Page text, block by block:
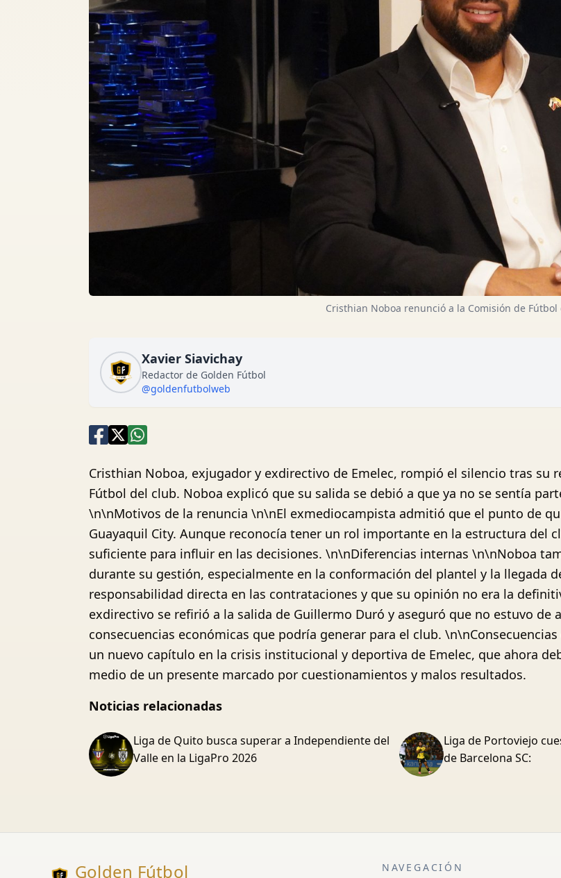
Cristhian Noboa renunció a la Comisión de Fútbol
Xavier Siavichay
Redactor de Golden Fútbol
@goldenfutbolweb
Cristhian Noboa, exjugador y exdirectivo de Emelec, rompió el silencio tras su
Fútbol del club. Noboa explicó que su salida se debió a que ya no se sentía
\n\nMotivos de la renuncia \n\nEl exmediocampista admitió que el punto de
Guayaquil City. Aunque reconocía tener un rol importante en la estructura del
suficiente para influir en las decisiones. \n\nDiferencias internas \n\nNoboa
durante su gestión, especialmente en la conformación del plantel y la llegada
responsabilidad directa en las contrataciones y que su opinión no era la
exdirectivo se refirió a la salida de Guillermo Duró y aseguró que no estuvo
consecuencias económicas que podría generar para el club.
un nuevo capítulo en la crisis institucional y deportiva de Emelec, que ahora
medio de un presente marcado por cuestionamientos y malos resultados.
Noticias relacionadas
Liga de Quito busca superar a Independiente del
Valle en la LigaPro 2026
Liga de Portoviejo
de Barcelona SC:
Golden Fútbol NAVEGACIÓN